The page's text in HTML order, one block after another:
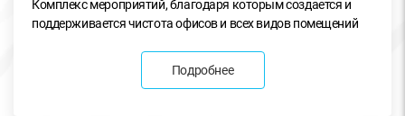
Комплекс мероприятий, благодаря которым создается и
поддерживается чистота офисов и всех видов помещений
Подробнее